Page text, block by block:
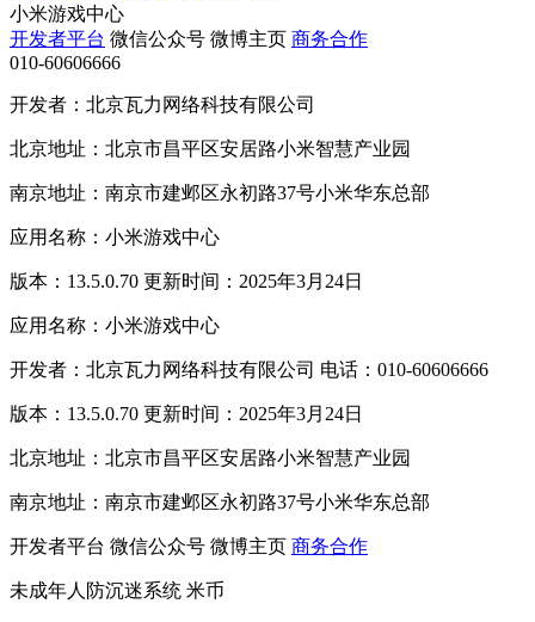
小米游戏中心
开发者平台 微信公众号 微博主页 商务合作
010-60606666
开发者：北京瓦力网络科技有限公司
北京地址：北京市昌平区安居路小米智慧产业园
南京地址：南京市建邺区永初路37号小米华东总部
应用名称：小米游戏中心
版本：13.5.0.70 更新时间：2025年3月24日
应用名称：小米游戏中心
开发者：北京瓦力网络科技有限公司 电话：010-60606666
版本：13.5.0.70 更新时间：2025年3月24日
北京地址：北京市昌平区安居路小米智慧产业园
南京地址：南京市建邺区永初路37号小米华东总部
开发者平台 微信公众号 微博主页 商务合作
未成年人防沉迷系统 米币